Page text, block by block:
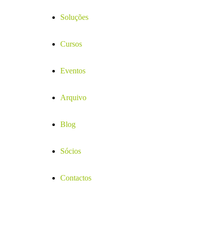
Soluções
Cursos
Eventos
Arquivo
Blog
Sócios
Contactos